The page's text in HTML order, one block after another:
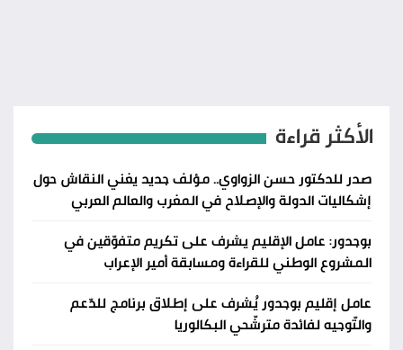
الأكثر قراءة
صدر للدكتور حسن الزواوي.. مؤلف جديد يغني النقاش حول
إشكاليات الدولة والإصلاح في المغرب والعالم العربي
بوجدور: عامل الإقليم يشرف على تكريم متفوّقين في
المشروع الوطني للقراءة ومسابقة أمير الإعراب
عامل إقليم بوجدور يُشرف على إطلاق برنامج للدّعم
والتّوجيه لفائدة مترشّحي البكالوريا